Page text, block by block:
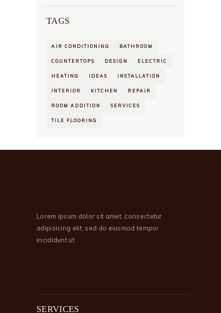
TAGS
AIR CONDITIONING BATHROOM
COUNTERTOPS DESIGN ELECTRIC
HEATING IDEAS INSTALLATION
INTERIOR KITCHEN REPAIR
ROOM ADDITION SERVICES
TILE FLOORING
Lorem ipsum dolor sit amet, consectetur
adipisicing elit, sed do eiusmod tempor
incididunt ut.
SERVICES